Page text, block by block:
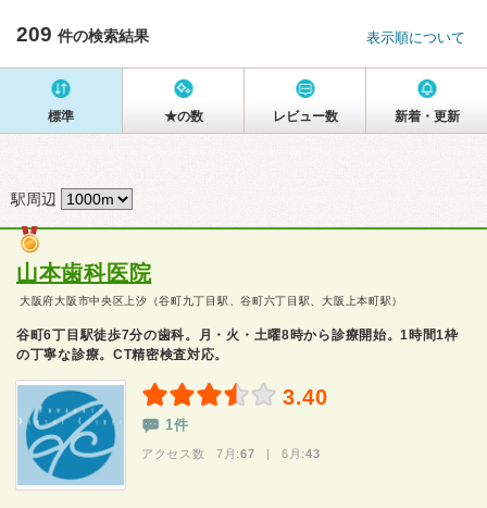
209 件の検索結果 表示順について
標準 ★の数 レビュー数 新着・更新
駅周辺
山本歯科医院
大阪府大阪市中央区上汐（谷町九丁目駅、谷町六丁目駅、大阪上本町駅）
谷町6丁目駅徒歩7分の歯科。月・火・土曜8時から診療開始。1時間1枠
の丁寧な診療。CT精密検査対応。
3.40
1件
アクセス数 7月:67 | 6月:43